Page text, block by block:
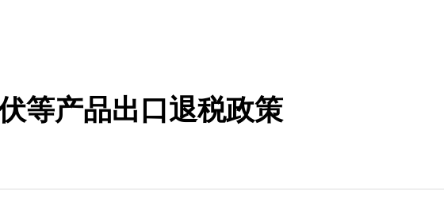
等产品出口退税政策